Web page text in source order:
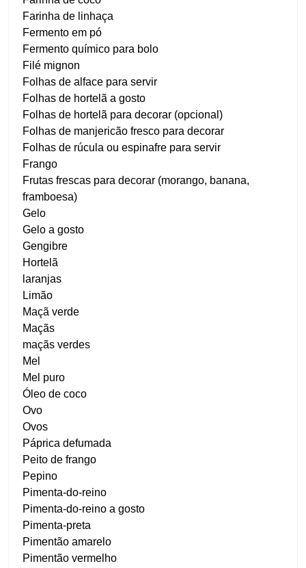
Farinha de linhaça
Fermento em pó
Fermento químico para bolo
Filé mignon
Folhas de alface para servir
Folhas de hortelã a gosto
Folhas de hortelã para decorar (opcional)
Folhas de manjericão fresco para decorar
Folhas de rúcula ou espinafre para servir
Frango
Frutas frescas para decorar (morango, banana,
framboesa)
Gelo
Gelo a gosto
Gengibre
Hortelã
laranjas
Limão
Maçã verde
Maçãs
maçãs verdes
Mel
Mel puro
Óleo de coco
Ovo
Ovos
Páprica defumada
Peito de frango
Pepino
Pimenta-do-reino
Pimenta-do-reino a gosto
Pimenta-preta
Pimentão amarelo
Pimentão vermelho